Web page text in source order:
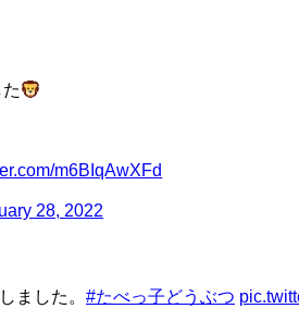
m6BIqAwXFd
28, 2022
ました。 #たべっ子どうぶつ